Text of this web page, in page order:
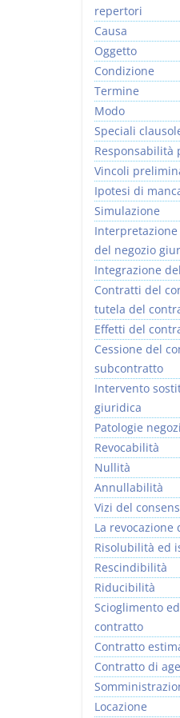
repertori
Causa
Oggetto
Condizione
Termine
Modo
Speciali
Responsabilità
Vincoli
Ipotesi di
Simulazione
del negozio
Integrazione
Contratti del
tutela del
Effetti del
Cessione del
subcontratto
Intervento
giuridica
Patologie
Revocabilità
Nullità
Annullabilità
Vizi del
La
Risolubilità ed
Rescindibilità
Riducibilità
Scioglimento
contratto
Contratto
Contratto di
Locazione